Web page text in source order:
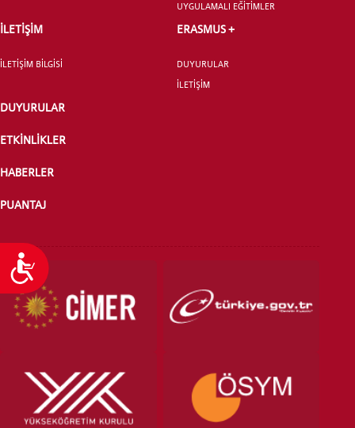
Ulaşılabilirlik
UYGULAMALI EĞİTİMLER
İLETİŞİM
İLETİŞİM BİLGİSİ
ERASMUS +
DUYURULAR
İLETİŞİM
DUYURULAR
ETKİNLİKLER
HABERLER
PUANTAJ